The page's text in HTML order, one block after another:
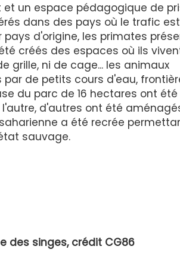
et un espace pédagogique de
dans des pays où le trafic est
d'origine, les primates
créés des espaces où ils
grille, ni de cage... les animaux
de petits cours d'eau,
du parc de 16 hectares ont été
d'autres ont été
a été recrée
sauvage.
des singes, crédit CG86